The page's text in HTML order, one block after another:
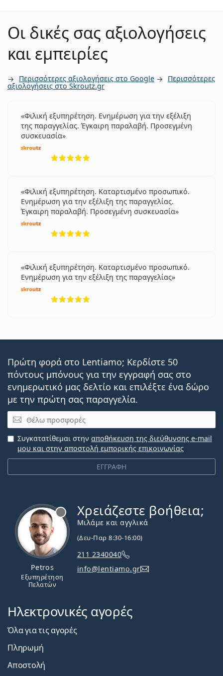
Οι δικές σας αξιολογήσεις
και εμπειρίες
Περισσότερες αξιολογήσεις στο Google Περισσότερες
αξιολογήσεις στο Skroutz.gr
Φιλική εξυπηρέτηση. Ενημέρωση για την εξέλιξη
της παραγγελίας. Έγκαιρη παραλαβή. Προσεγμένη
συσκευασία
Φιλική εξυπηρέτηση. Καταρτισμένο προσωπικό.
Ενημέρωση για την εξέλιξη της παραγγελίας.
Έγκαιρη παραλαβή. Προσεγμένη συσκευασία
Φιλική εξυπηρέτηση. Καταρτισμένο προσωπικό.
Ενημέρωση για την εξέλιξη της παραγγελίας
Πρώτη φορά στο Lentiamo; Κερδίστε 50
πόντους μπόνους για την εγγραφή σας στο
ενημερωτικό μας δελτίο και επιλέξτε ένα δώρο
με την πρώτη σας παραγγελία.
Email
ΕΓΓΡΑΦΗ
Συγκατατίθεμαι στην αποθήκευση της διεύθυνσης e-mail
μου και στην αποστολή εμπορικής επικοινωνίας
Petros
Εξυπηρέτηση
Πελατών
Χρειάζεστε βοήθεια;
Μιλάμε και αγγλικά
(Δευ-Παρ 8:30-16:00)
211 2340040
info@lentiamo.gr
Ηλεκτρονικές αγορές
Όλα για τις αγορές
Πληρωμή
Αποστολή